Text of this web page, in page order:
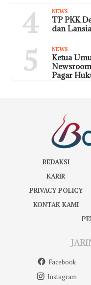
4 NEWS
TP PKK
dan
5 NEWS
Ketua
Pagar
REDAKSI
KARIR
PRIVACY POLICY
KONTAK KAMI
Facebook
Instagram